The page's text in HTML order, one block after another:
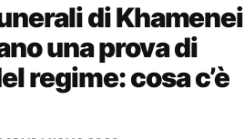
di Khamenei
una prova di
regime: cosa c’è